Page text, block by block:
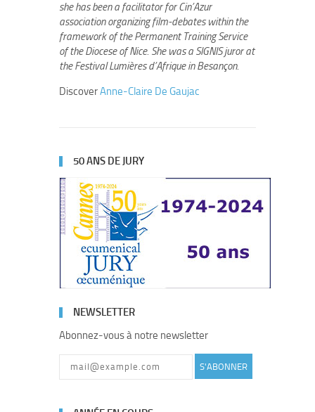
she has been a facilitator for Cin’Azur
association organizing film-debates within the
framework of the Permanent Training Service
of the Diocese of Nice. She was a SIGNIS juror at
the Festival Lumières d’Afrique in Besançon.
DiscoverAnne-Claire De Gaujac
50 ANS DE JURY
NEWSLETTER
Abonnez-vous à notre newsletter
S'ABONNER